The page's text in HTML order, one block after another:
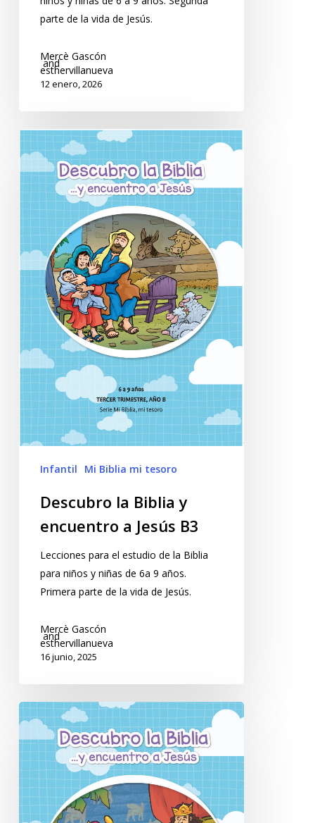
parte de la vida de Jesús.
Mercè Gascón
and
esthervillanueva
12 enero, 2026
Infantil Mi Biblia mi tesoro
Descubro la Biblia y
encuentro a Jesús B3
Lecciones para el estudio de la Biblia
para niños y niñas de 6a 9 años.
Primera parte de la vida de Jesús.
Mercè Gascón
and
esthervillanueva
16 junio, 2025